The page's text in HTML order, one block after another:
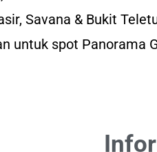
Savana & Bukit
untuk spot Panorama